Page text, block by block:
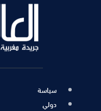
سياسة
دولي